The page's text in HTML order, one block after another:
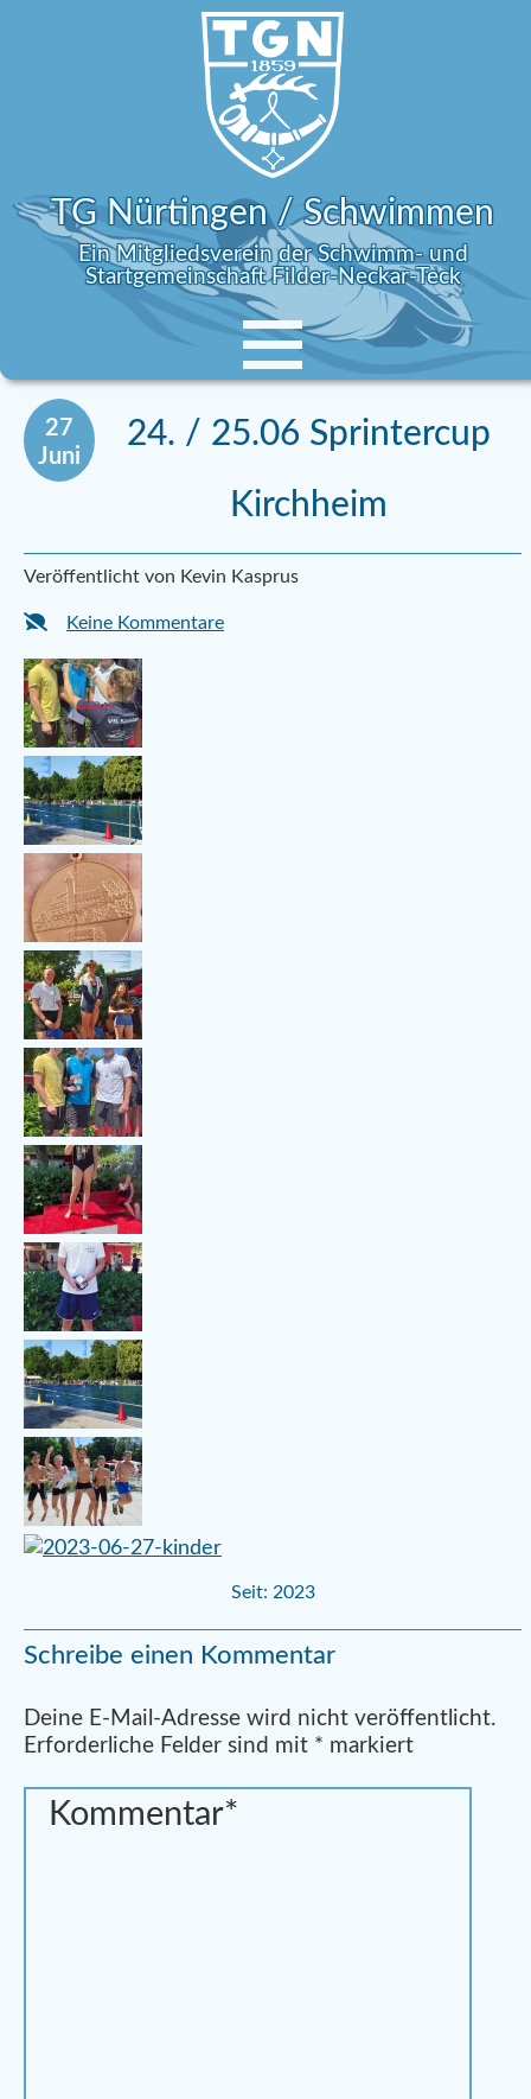
TG Nürtingen / Schwimmen
Ein Mitgliedsverein der Schwimm- und
Startgemeinschaft Filder-Neckar-Teck
27
Juni
24. / 25.06 Sprintercup
Kirchheim
Veröffentlicht von Kevin Kasprus
Keine Kommentare
Seit: 2023
Schreibe einen Kommentar
Deine E-Mail-Adresse wird nicht veröffentlicht.
Erforderliche Felder sind mit * markiert